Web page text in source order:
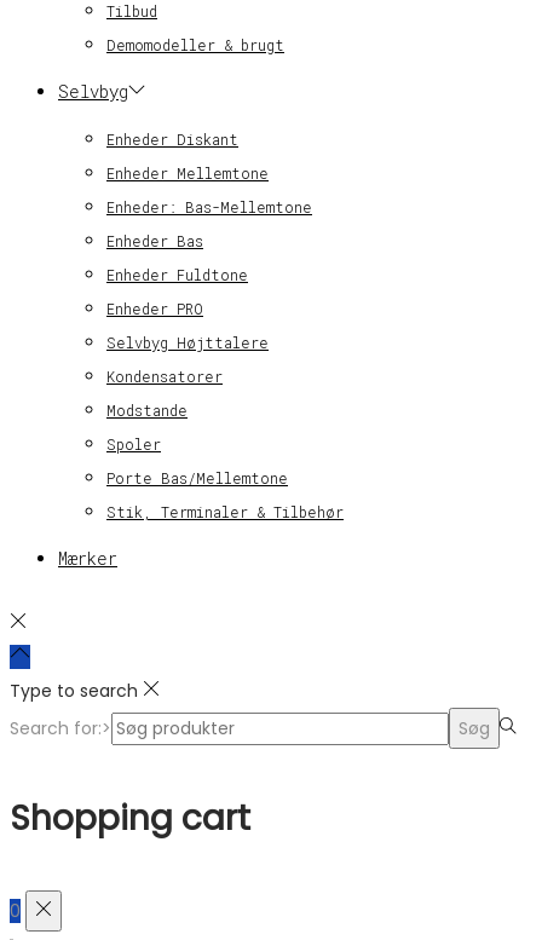
Tilbud
Demomodeller & brugt
Selvbyg
Enheder Diskant
Enheder Mellemtone
Enheder: Bas-Mellemtone
Enheder Bas
Enheder Fuldtone
Enheder PRO
Selvbyg Højttalere
Kondensatorer
Modstande
Spoler
Porte Bas/Mellemtone
Stik, Terminaler & Tilbehør
Mærker
Type to search
Search for:>
Søg
Shopping cart
0